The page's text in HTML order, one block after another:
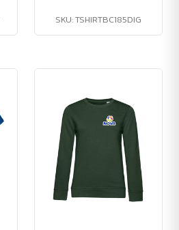
SKU: TSHIRTBC185DIG